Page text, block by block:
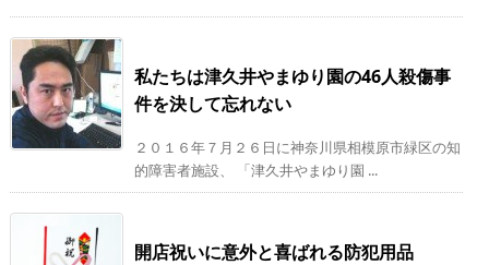
私たちは津久井やまゆり園の46人殺傷事
件を決して忘れない
２０１６年７月２６日に神奈川県相模原市緑区の知
的障害者施設、 「津久井やまゆり園 ...
開店祝いに意外と喜ばれる防犯用品